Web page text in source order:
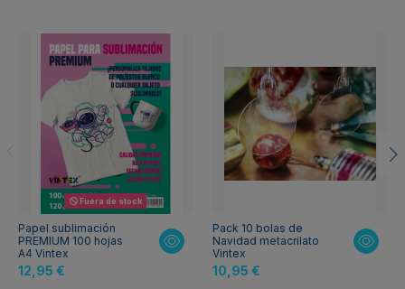
Fuera de stock
Papel sublimación
PREMIUM 100 hojas
A4 Vintex
12,95 €
Pack 10 bolas de
Navidad metacrilato
Vintex
10,95 €